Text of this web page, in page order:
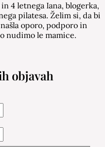
4 letnega Iana, blogerka,
pilatesa. Želim si, da bi
oporo, podporo in
nudimo le mamice.
objavah